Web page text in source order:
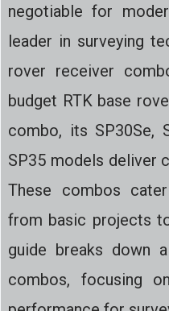
negotiable for
leader in surveying
rover receiver
budget RTK base
combo, its SP30Se,
SP35 models deliver
These combos
from basic projects
guide breaks down
combos, focusing